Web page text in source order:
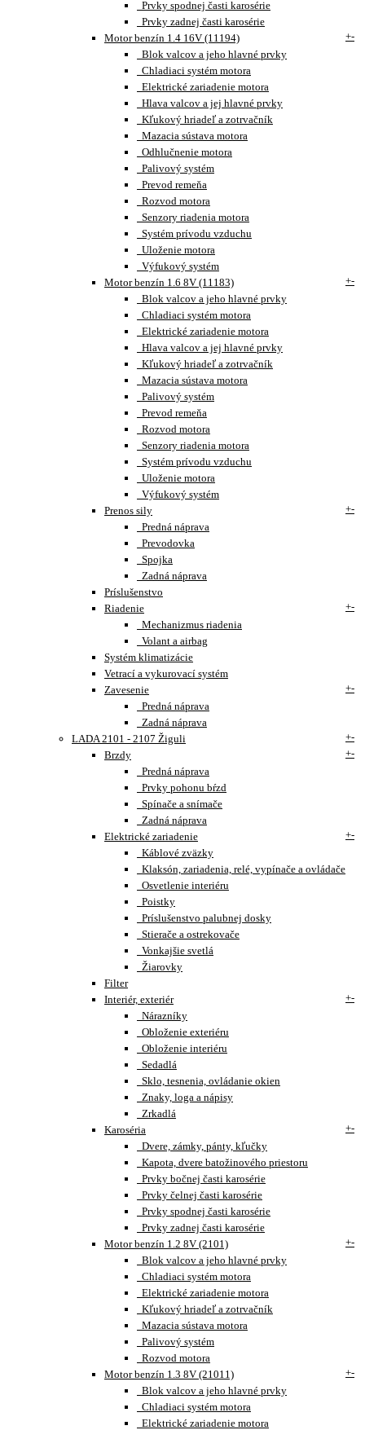
Prvky spodnej časti karosérie
Prvky zadnej časti karosérie
Motor benzín 1.4 16V (11194)
+-
Blok valcov a jeho hlavné prvky
Chladiaci systém motora
Elektrické zariadenie motora
Hlava valcov a jej hlavné prvky
Kľukový hriadeľ a zotrvačník
Mazacia sústava motora
Odhlučnenie motora
Palivový systém
Prevod remeňa
Rozvod motora
Senzory riadenia motora
Systém prívodu vzduchu
Uloženie motora
Výfukový systém
Motor benzín 1.6 8V (11183)
+-
Blok valcov a jeho hlavné prvky
Chladiaci systém motora
Elektrické zariadenie motora
Hlava valcov a jej hlavné prvky
Kľukový hriadeľ a zotrvačník
Mazacia sústava motora
Palivový systém
Prevod remeňa
Rozvod motora
Senzory riadenia motora
Systém prívodu vzduchu
Uloženie motora
Výfukový systém
Prenos sily
+-
Predná náprava
Prevodovka
Spojka
Zadná náprava
Príslušenstvo
Riadenie
+-
Mechanizmus riadenia
Volant a airbag
Systém klimatizácie
Vetrací a vykurovací systém
Zavesenie
+-
Predná náprava
Zadná náprava
LADA 2101 - 2107 Žiguli
+-
Brzdy
+-
Predná náprava
Prvky pohonu bŕzd
Spínače a snímače
Zadná náprava
Elektrické zariadenie
+-
Káblové zväzky
Klaksón, zariadenia, relé, vypínače a ovládače
Osvetlenie interiéru
Poistky
Príslušenstvo palubnej dosky
Stierače a ostrekovače
Vonkajšie svetlá
Žiarovky
Filter
Interiér, exteriér
+-
Nárazníky
Obloženie exteriéru
Obloženie interiéru
Sedadlá
Sklo, tesnenia, ovládanie okien
Znaky, loga a nápisy
Zrkadlá
Karoséria
+-
Dvere, zámky, pánty, kľučky
Kapota, dvere batožinového priestoru
Prvky bočnej časti karosérie
Prvky čelnej časti karosérie
Prvky spodnej časti karosérie
Prvky zadnej časti karosérie
Motor benzín 1.2 8V (2101)
+-
Blok valcov a jeho hlavné prvky
Chladiaci systém motora
Elektrické zariadenie motora
Kľukový hriadeľ a zotrvačník
Mazacia sústava motora
Palivový systém
Rozvod motora
Motor benzín 1.3 8V (21011)
+-
Blok valcov a jeho hlavné prvky
Chladiaci systém motora
Elektrické zariadenie motora